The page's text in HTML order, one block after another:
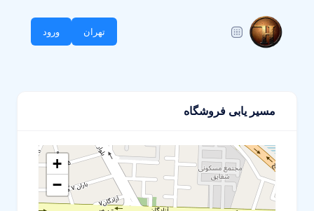
تهران ورود
مسیر یابی فروشگاه
+
−